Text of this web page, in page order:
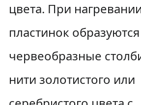
цвета. При
пластинок образуются
червеобразные
нити золотистого или